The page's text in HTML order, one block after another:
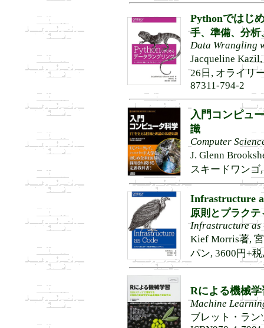
Pythonではじ
手、準備、分析
Data Wrangling
Jacqueline
26日, オライリ
87311-794-2
入門コンピュ
識
Computer
J. Glenn
スキードワンゴ
Infrastructure
原則とプラクテ
Infrastructure as
Kief Morris著,
パン, 3600円+
Rによる機械学
Machine
ブレット・ラン